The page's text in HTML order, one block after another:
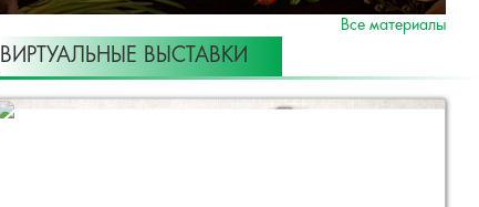
Все материалы
ВИРТУАЛЬНЫЕ ВЫСТАВКИ